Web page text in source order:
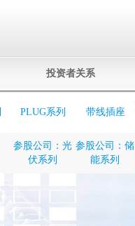
投资者关系
PLUG系列 带线插座
参股公司：光
伏系列
参股公司：储
能系列